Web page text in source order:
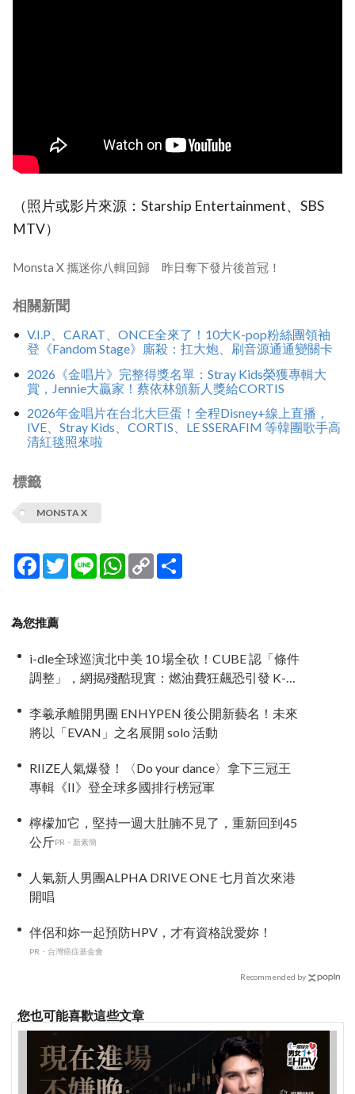
（照片或影片來源：Starship Entertainment、SBS
MTV）
Monsta X 攜迷你八輯回歸 昨日奪下發片後首冠！
相關新聞
V.I.P、CARAT、ONCE全來了！10大K-pop粉絲團領袖
登《Fandom Stage》廝殺：扛大炮、刷音源通通變關卡
2026《金唱片》完整得獎名單：Stray Kids榮獲專輯大
賞，Jennie大贏家！蔡依林頒新人獎給CORTIS
2026年金唱片在台北大巨蛋！全程Disney+線上直播，
IVE、Stray Kids、CORTIS、LE SSERAFIM 等韓團歌手高
清紅毯照來啦
標籤
MONSTA X
Facebook
TwitterLine WhatsApp
Copy
Link
為您推薦
i-dle全球巡演北中美 10 場全砍！CUBE 認「條件
調整」，網揭殘酷現實：燃油費狂飆恐引發 K-
李羲承離開男團 ENHYPEN 後公開新藝名！未來
將以「EVAN」之名展開 solo 活動
RIIZE人氣爆發！〈Do your dance〉拿下三冠王
專輯《II》登全球多國排行榜冠軍
檸檬加它，堅持一週大肚腩不見了，重新回到45
公斤PR・新素簡
人氣新人男團ALPHA DRIVE ONE 七月首次來港
開唱
伴侶和妳一起預防HPV，才有資格說愛妳！
PR・台灣癌症基金會
Recommended by
您也可能喜歡這些文章